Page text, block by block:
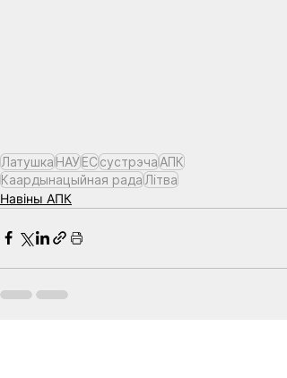
ЛатушкаНАУЕСсустрэчаАПК
Каардынацыйная радаЛiтва
Навіны АПК